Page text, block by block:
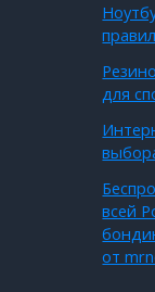
для
всей
от